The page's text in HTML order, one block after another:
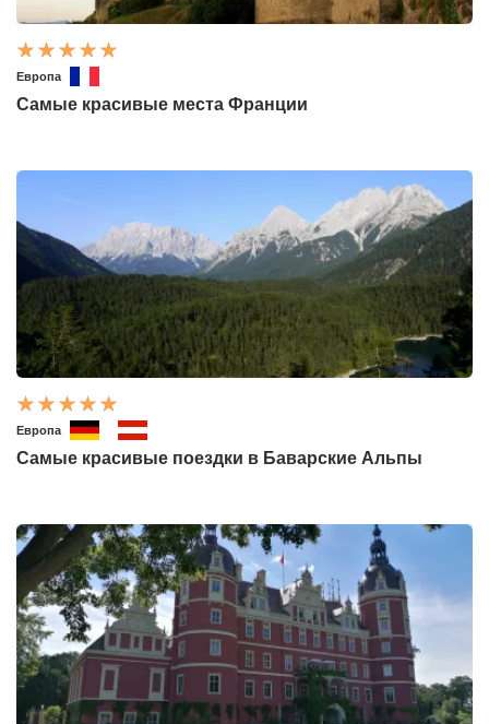
Европа
Самые красивые места Франции
Европа
Самые красивые поездки в Баварские Альпы